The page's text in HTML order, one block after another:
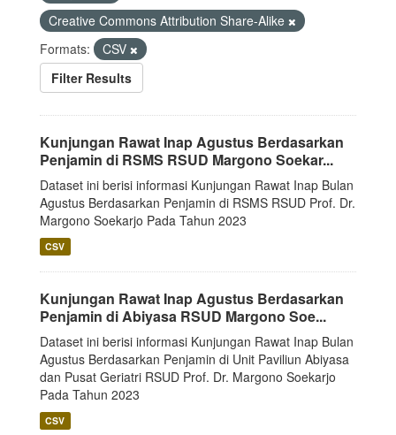
Creative Commons Attribution Share-Alike
Formats:
CSV
Filter Results
Kunjungan Rawat Inap Agustus Berdasarkan
Penjamin di RSMS RSUD Margono Soekar...
Dataset ini berisi informasi Kunjungan Rawat Inap Bulan
Agustus Berdasarkan Penjamin di RSMS RSUD Prof. Dr.
Margono Soekarjo Pada Tahun 2023
CSV
Kunjungan Rawat Inap Agustus Berdasarkan
Penjamin di Abiyasa RSUD Margono Soe...
Dataset ini berisi informasi Kunjungan Rawat Inap Bulan
Agustus Berdasarkan Penjamin di Unit Paviliun Abiyasa
dan Pusat Geriatri RSUD Prof. Dr. Margono Soekarjo
Pada Tahun 2023
CSV